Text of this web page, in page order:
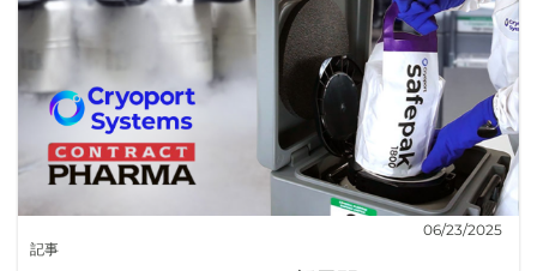
記事
06/23/2025